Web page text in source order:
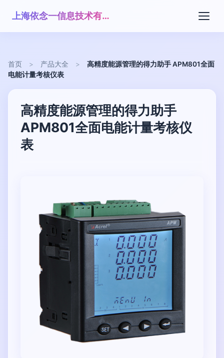
上海依念一信息技术有限公司
首页 > 产品大全 >
高精度能源管理的得力助手 APM801全面
电能计量考核仪表
高精度能源管理的得力助手
APM801全面电能计量考核仪
表